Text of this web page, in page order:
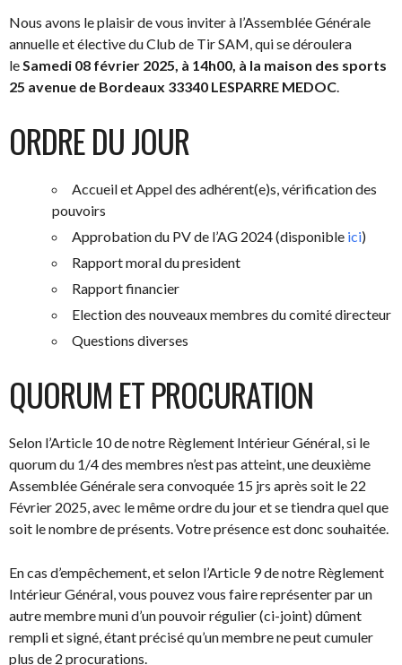
Nous avons le plaisir de vous inviter à l’Assemblée Générale
annuelle et élective du Club de Tir SAM, qui se déroulera
leSamedi 08 février 2025, à 14h00, à la maison des sports
25 avenue de Bordeaux 33340 LESPARRE MEDOC.
ORDRE DU JOUR
Accueil et Appel des adhérent(e)s, vérification des
pouvoirs
Approbation du PV de l’AG 2024 (disponible ici)
Rapport moral du president
Rapport financier
Election des nouveaux membres du comité directeur
Questions diverses
QUORUM ET PROCURATION
Selon l’Article 10 de notre Règlement Intérieur Général, si le
quorum du 1/4 des membres n’est pas atteint, une deuxième
Assemblée Générale sera convoquée 15 jrs après soit le 22
Février 2025, avec le même ordre du jour et se tiendra quel que
soit le nombre de présents. Votre présence est donc souhaitée.
En cas d’empêchement, et selon l’Article 9 de notre Règlement
Intérieur Général, vous pouvez vous faire représenter par un
autre membre muni d’un pouvoir régulier (ci-joint) dûment
rempli et signé, étant précisé qu’un membre ne peut cumuler
plus de 2 procurations.